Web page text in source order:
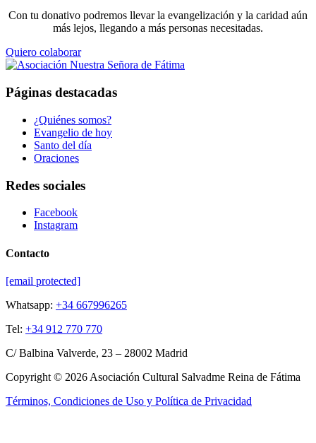
Con tu donativo podremos llevar la evangelización y la caridad aún
más lejos, llegando a más personas necesitadas.
Quiero colaborar
Páginas destacadas
¿Quiénes somos?
Evangelio de hoy
Santo del día
Oraciones
Redes sociales
Facebook
Instagram
Contacto
[email protected]
Whatsapp: +34 667996265
Tel: +34 912 770 770
C/ Balbina Valverde, 23 – 28002 Madrid
Copyright © 2026 Asociación Cultural Salvadme Reina de Fátima
Términos, Condiciones de Uso y Política de Privacidad